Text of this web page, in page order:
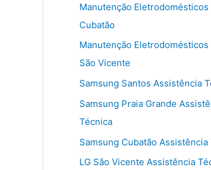
Manutenção
Cubatão
Manutenção Eletrodomésticos
São Vicente
Samsung Santos Assistência
Samsung Praia Grande
Técnica
Samsung Cubatão Assistência
LG São Vicente Assistência